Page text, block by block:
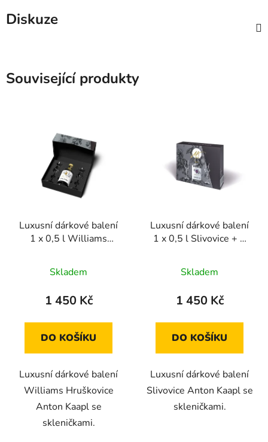
Diskuze
Související produkty
Luxusní dárkové balení
1 x 0,5 l Williams
skleničky Anton Kaapl
Skladem
1 450 Kč
DO KOŠÍKU
Luxusní dárkové balení
Williams Hruškovice
Anton Kaapl se
skleničkami.
Luxusní dárkové balení
1 x 0,5 l Slivovice + 2
Skladem
1 450 Kč
DO KOŠÍKU
Luxusní dárkové balení
Slivovice Anton Kaapl se
skleničkami.